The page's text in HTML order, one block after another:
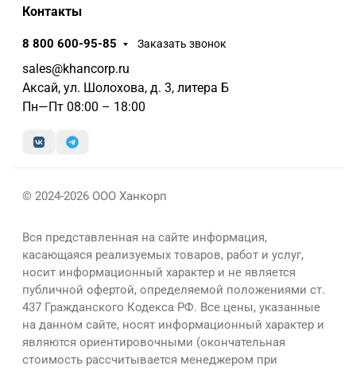
Контакты
8 800 600-95-85 Заказать звонок
sales@khancorp.ru
Аксай, ул. Шолохова, д. 3, литера Б
Пн—Пт 08:00 – 18:00
© 2024-2026 ООО Ханкорп
Вся представленная на сайте информация,
касающаяся реализуемых товаров, работ и услуг,
носит информационный характер и не является
публичной офертой, определяемой положениями ст.
437 Гражданского Кодекса РФ. Все цены, указанные
на данном сайте, носят информационный характер и
являются ориентировочными (окончательная
стоимость рассчитывается менеджером при